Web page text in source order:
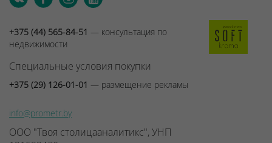
+375 (44) 565-84-51 — консультация по
недвижимости
Специальные условия покупки
+375 (29) 126-01-01 — размещение рекламы
info@prometr.by
ООО "Твоя столицааналитикс", УНП